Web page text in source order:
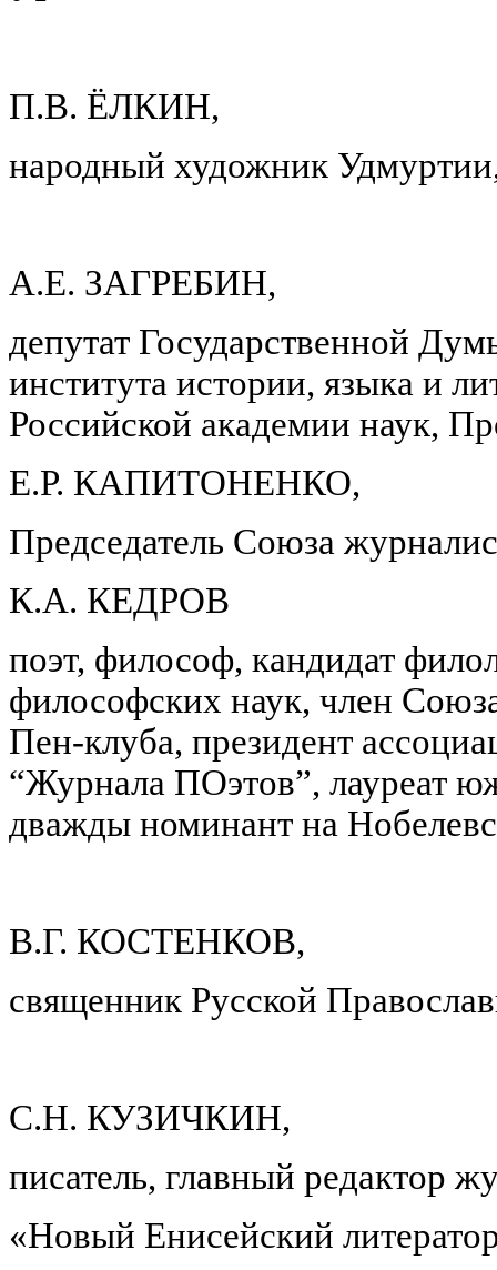
П.В. ЁЛКИН,
народный художник
А.Е. ЗАГРЕБИН,
депутат Государственной
института истории, языка и
Российской академии наук,
Е.Р. КАПИТОНЕНКО,
Председатель Союза
К.А. КЕДРОВ
поэт, философ, кандидат
философских наук, член
Пен-клуба, президент
“Журнала ПОэтов”, лауреат
дважды номинант на
В.Г. КОСТЕНКОВ,
священник Русской
С.Н. КУЗИЧКИН,
писатель, главный редактор
«Новый Енисейский